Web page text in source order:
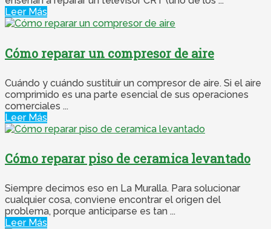
Leer Más
Cómo reparar un compresor de aire
Cuándo y cuándo sustituir un compresor de aire. Si el aire
comprimido es una parte esencial de sus operaciones
comerciales ...
Leer Más
Cómo reparar piso de ceramica levantado
Siempre decimos eso en La Muralla. Para solucionar
cualquier cosa, conviene encontrar el origen del
problema, porque anticiparse es tan ...
Leer Más